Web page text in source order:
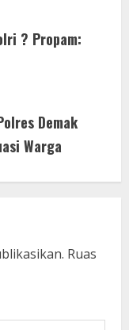
? Propam:
Demak
Warga
Ruas